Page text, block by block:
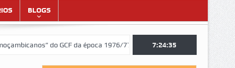
BLOGS
do GCF da época 1976/77) Aniversariantes do mês de AGOSTO
7:24:36